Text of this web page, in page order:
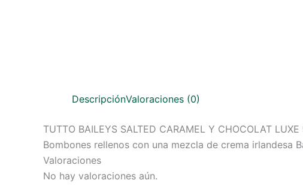
DescripciónValoraciones (0)
TUTTO BAILEYS SALTED CARAMEL Y CHOCOLAT LUXE
Bombones rellenos con una mezcla de crema irlandesa
Valoraciones
No hay valoraciones aún.